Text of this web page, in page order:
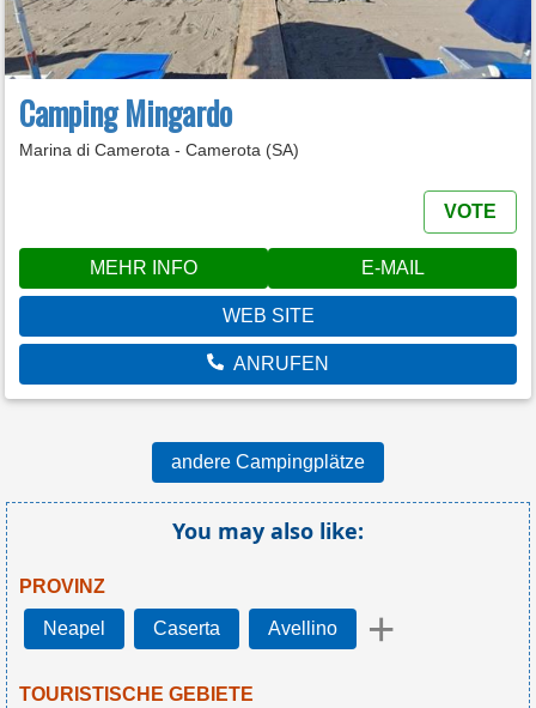
Camping Mingardo
Marina di Camerota - Camerota (SA)
VOTE
MEHR INFO E-MAIL
WEB SITE
ANRUFEN
andere Campingplätze
You may also like:
PROVINZ
Neapel Caserta Avellino +
TOURISTISCHE GEBIETE